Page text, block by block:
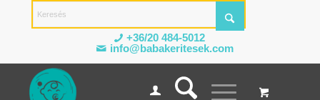
+36/20 484-5012
info@babakeritesek.com